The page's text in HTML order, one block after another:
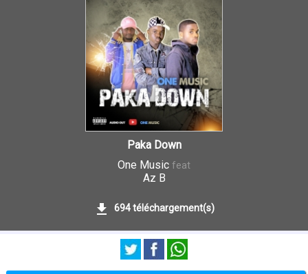
Paka Down
One Music feat
Az B
694 téléchargement(s)